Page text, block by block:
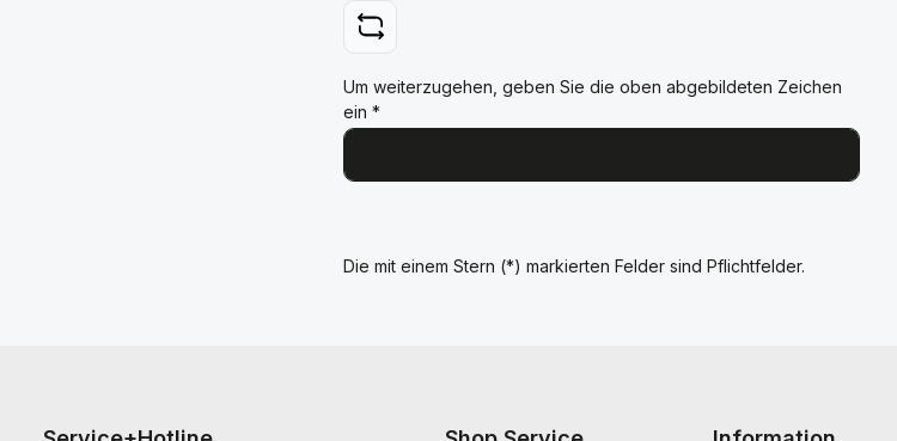
Um weiterzugehen, geben Sie die oben abgebildeten Zeichen
ein*
Die mit einem Stern (*) markierten Felder sind Pflichtfelder.